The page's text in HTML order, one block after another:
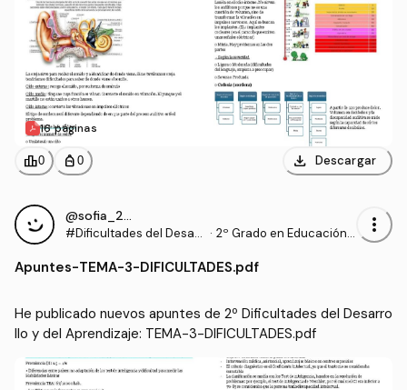
16 páginas
leaderboard0 personal_bag 0 download Descargar
@sofia_2006
#Dificultades del Desarr · 2º Grado en Educación P
more_vert
Apuntes-TEMA-3-DIFICULTADES.pdf
He publicado nuevos apuntes de 2º Dificultades del Desarro
llo y del Aprendizaje: TEMA-3-DIFICULTADES.pdf